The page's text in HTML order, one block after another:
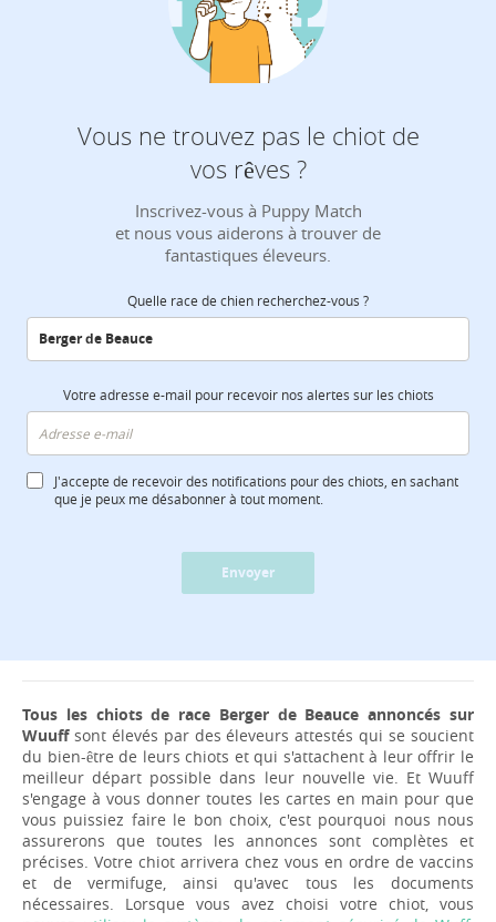
Vous ne trouvez pas le chiot de
vos rêves ?
Inscrivez-vous à Puppy Match
et nous vous aiderons à trouver de
fantastiques éleveurs.
Quelle race de chien recherchez-vous ?
Votre adresse e-mail pour recevoir nos alertes sur les chiots
J'accepte de recevoir des notifications pour des chiots, en sachant
que je peux me désabonner à tout moment.
Envoyer
Tous les chiots de race Berger de Beauce annoncés sur
Wuuffsont élevés par des éleveurs attestés qui se soucient
du bien-être de leurs chiots et qui s'attachent à leur offrir le
meilleur départ possible dans leur nouvelle vie. Et Wuuff
s'engage à vous donner toutes les cartes en main pour que
vous puissiez faire le bon choix, c'est pourquoi nous nous
assurerons que toutes les annonces sont complètes et
précises. Votre chiot arrivera chez vous en ordre de vaccins
et de vermifuge, ainsi qu'avec tous les documents
nécessaires. Lorsque vous avez choisi votre chiot, vous